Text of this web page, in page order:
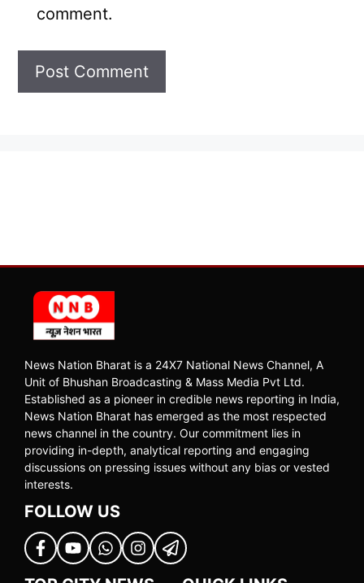
comment.
News Nation Bharat is a 24X7 National News Channel, A
Unit of Bhushan Broadcasting & Mass Media Pvt Ltd.
Established as a pioneer in credible news reporting in India,
News Nation Bharat has emerged as the most respected
news channel in the country. Our commitment lies in
providing in-depth, analytical reporting and engaging
discussions on pressing issues without any bias or vested
interests.
FOLLOW US